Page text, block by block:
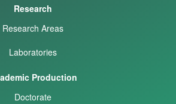
Research
Research Areas
Laboratories
Production
Doctorate